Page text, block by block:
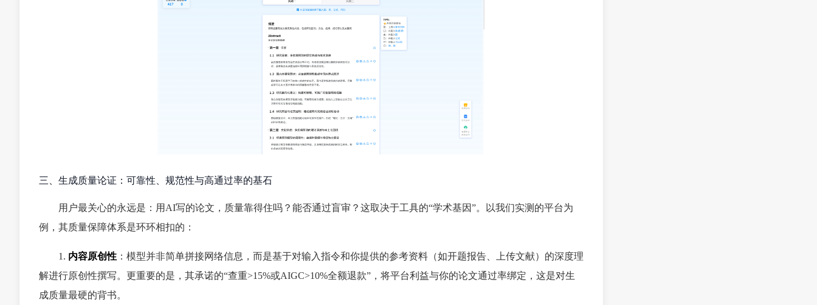
三、生成质量论证：可靠性、规范性与高通过率的基石
用户最关心的永远是：用AI写的论文，质量靠得住吗？能否通过盲审？这取决于工具的“学术基因”。以我们实测的平台为
例，其质量保障体系是环环相扣的：
1. 内容原创性 ：模型并非简单拼接网络信息，而是基于对输入指令和你提供的参考资料（如开题报告、上传文献）的深度理
解进行原创性撰写。更重要的是，其承诺的“查重>15%或AIGC>10%全额退款”，将平台利益与你的论文通过率绑定，这是对生
成质量最硬的背书。